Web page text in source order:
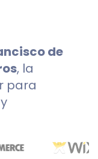
de
, la
para